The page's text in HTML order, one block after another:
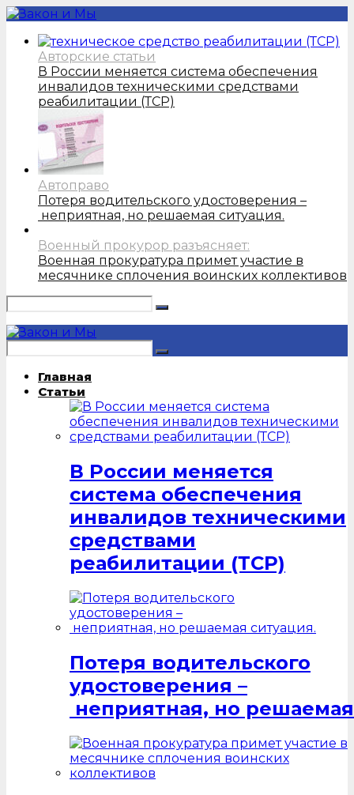
Авторские статьи
В России меняется система обеспечения
инвалидов техническими средствами
реабилитации (ТСР)
Автоправо
Потеря водительского удостоверения –
неприятная, но решаемая ситуация.
Военный прокурор разъясняет:
Военная прокуратура примет участие в
месячнике сплочения воинских коллективов
Главная
Статьи
В России меняется
система обеспечения
инвалидов техническими
средствами
реабилитации (ТСР)
Потеря водительского
удостоверения –
неприятная, но